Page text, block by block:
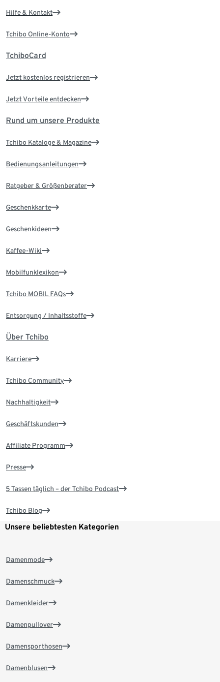
Hilfe & Kontakt
Tchibo Online-Konto
TchiboCard
Jetzt kostenlos registrieren
Jetzt Vorteile entdecken
Rund um unsere Produkte
Tchibo Kataloge & Magazine
Bedienungsanleitungen
Ratgeber & Größenberater
Geschenkkarte
Geschenkideen
Kaffee-Wiki
Mobilfunklexikon
Tchibo MOBIL FAQs
Entsorgung / Inhaltsstoffe
Über Tchibo
Karriere
Tchibo Community
Nachhaltigkeit
Geschäftskunden
Affiliate Programm
Presse
5 Tassen täglich – der Tchibo Podcast
Tchibo Blog
Unsere beliebtesten Kategorien
Damenmode
Damenschmuck
Damenkleider
Damenpullover
Damensporthosen
Damenblusen